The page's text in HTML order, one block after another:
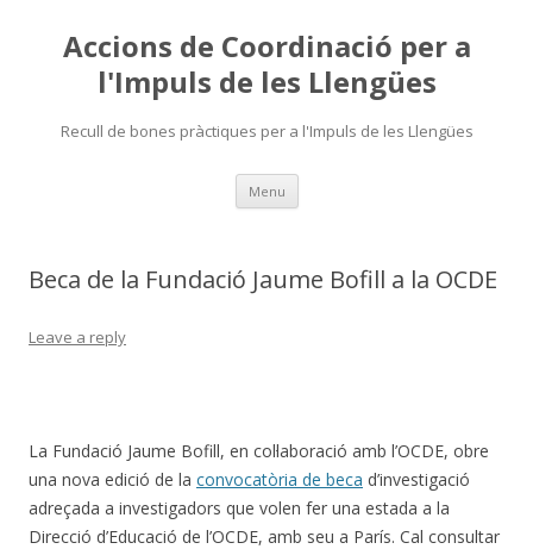
Accions de Coordinació per a
l'Impuls de les Llengües
Recull de bones pràctiques per a l'Impuls de les Llengües
Menu Skip
content
Beca de la Fundació Jaume Bofill a la OCDE
Leave a reply
La Fundació Jaume Bofill, en col·laboració amb l’OCDE, obre
una nova edició de la convocatòria de beca d’investigació
adreçada a investigadors que volen fer una estada a la
Direcció d’Educació de l’OCDE, amb seu a París. Cal consultar